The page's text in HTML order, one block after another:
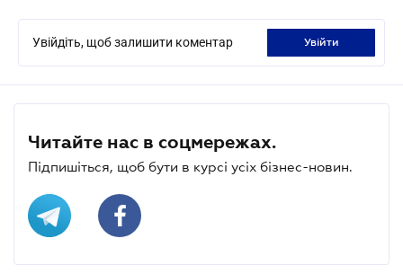
Увійдіть, щоб залишити коментар увійти
Читайте нас в соцмережах.
Підпишіться, щоб бути в курсі усіх бізнес-новин.